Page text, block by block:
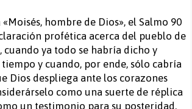
Salmo
90
hombre de Dios», el Salmo 90
profética acerca del pueblo de
cuando ya todo se habría dicho y
y cuando, por ende, sólo cabría
Dios despliega ante los corazones
como una suerte de réplica
un testimonio para su posteridad,